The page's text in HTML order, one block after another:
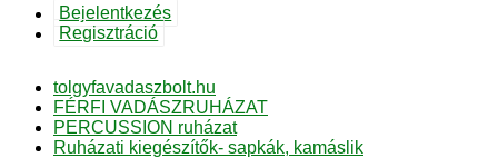
Bejelentkezés
Regisztráció
tolgyfavadaszbolt.hu
FÉRFI VADÁSZRUHÁZAT
PERCUSSION ruházat
Ruházati kiegészítők- sapkák, kamáslik